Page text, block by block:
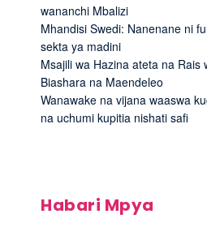
wananchi Mbalizi
Mhandisi Swedi: Nanenane ni
sekta ya madini
Msajili wa Hazina ateta na Rais
Biashara na Maendeleo
Wanawake na vijana waaswa
na uchumi kupitia nishati safi
Habari Mpya